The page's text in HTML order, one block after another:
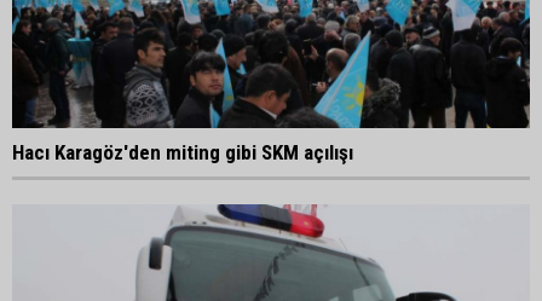
Hacı Karagöz'den miting gibi SKM açılışı